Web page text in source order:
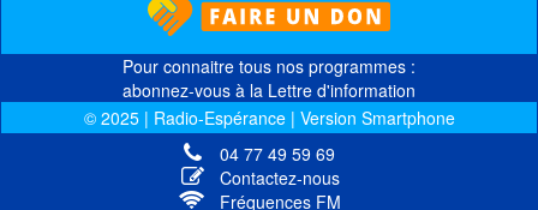
Pour connaitre tous nos programmes :
abonnez-vous à la Lettre d'information
© 2025 | Radio-Espérance | Version Smartphone
04 77 49 59 69
Contactez-nous
Fréquences FM